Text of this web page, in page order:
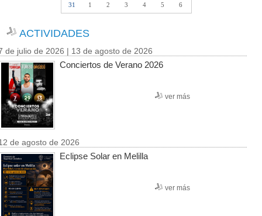
31
1 2 3 4 5 6
ACTIVIDADES
de julio de 2026 | 13 de agosto de 2026
Conciertos de Verano 2026
ver más
de agosto de 2026
Eclipse Solar en Melilla
ver más